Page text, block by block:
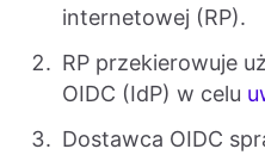
internetowej (RP).
RP przekierowuje
OIDC (IdP) w celu
Dostawca OIDC